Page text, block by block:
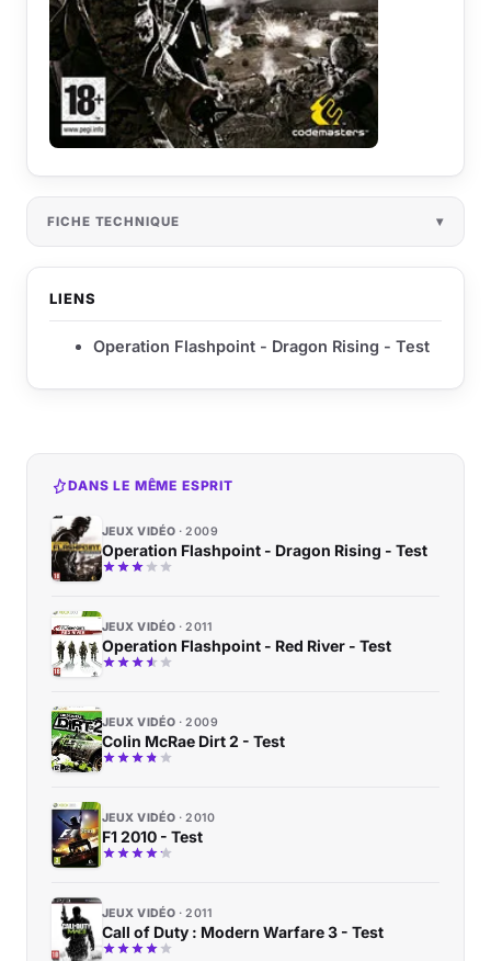
FICHE TECHNIQUE
LIENS
Operation Flashpoint - Dragon Rising - Test
DANS LE MÊME ESPRIT
JEUX VIDÉO 2009
Operation Flashpoint - Dragon Rising - Test
JEUX VIDÉO 2011
Operation Flashpoint - Red River - Test
JEUX VIDÉO 2009
Colin McRae Dirt 2 - Test
JEUX VIDÉO 2010
F1 2010 - Test
JEUX VIDÉO 2011
Call of Duty : Modern Warfare 3 - Test